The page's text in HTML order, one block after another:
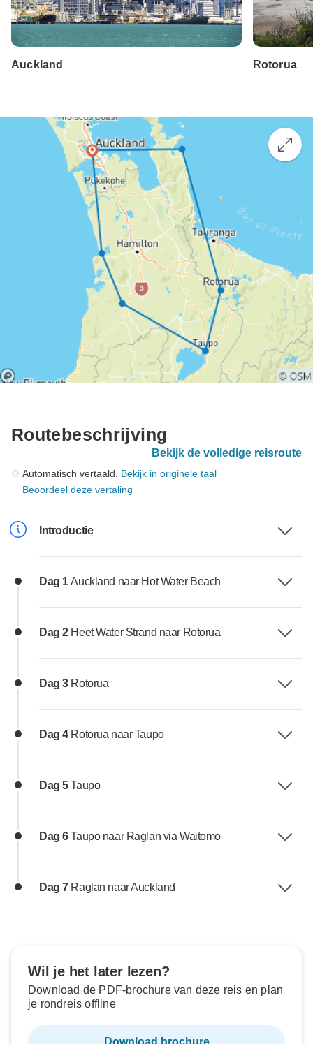
Auckland Rotorua
Routebeschrijving
Bekijk de volledige reisroute
Automatisch vertaald. Bekijk in originele taal
Beoordeel deze vertaling
Introductie
Dag 1Auckland naar Hot Water Beach
Dag 2 Heet Water Strand naar Rotorua
Dag 3 Rotorua
Dag 4 Rotorua naar Taupo
Dag 5Taupo
Dag 6Taupo naar Raglan via Waitomo
Dag 7 Raglan naar Auckland
Wil je het later lezen?
Download de PDF-brochure van deze reis en plan
je rondreis offline